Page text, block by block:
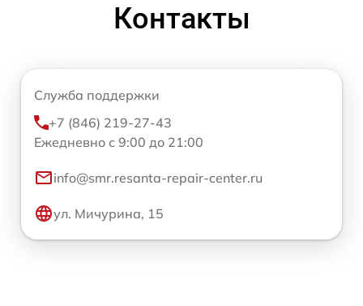
Контакты
Служба поддержки
+7 (846) 219-27-43
Ежедневно с 9:00 до 21:00
info@smr.resanta-repair-center.ru
ул. Мичурина, 15